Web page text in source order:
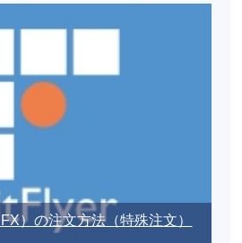
）の注文方法（特殊注文）